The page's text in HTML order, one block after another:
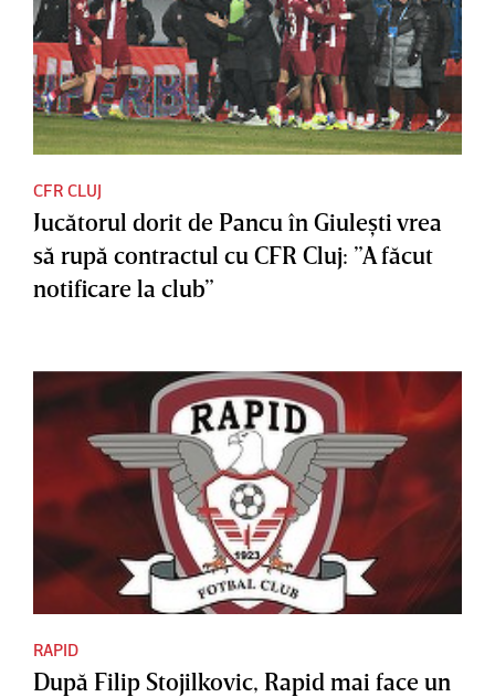
CFR CLUJ
Jucătorul dorit de Pancu în Giuleşti vrea
să rupă contractul cu CFR Cluj: ”A făcut
notificare la club”
RAPID
După Filip Stojilkovic, Rapid mai face un